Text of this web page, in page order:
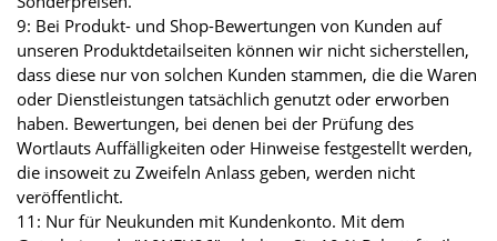
9: Bei Produkt- und Shop-Bewertungen von Kunden auf
unseren Produktdetailseiten können wir nicht sicherstellen,
dass diese nur von solchen Kunden stammen, die die Waren
oder Dienstleistungen tatsächlich genutzt oder erworben
haben. Bewertungen, bei denen bei der Prüfung des
Wortlauts Auffälligkeiten oder Hinweise festgestellt werden,
die insoweit zu Zweifeln Anlass geben, werden nicht
veröffentlicht.
11: Nur für Neukunden mit Kundenkonto. Mit dem